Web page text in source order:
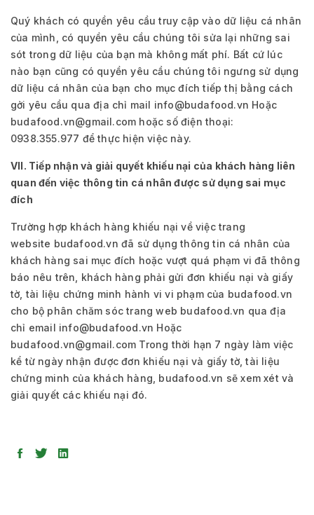
Quý khách có quyền yêu cầu truy cập vào dữ liệu cá nhân
của mình, có quyền yêu cầu chúng tôi sửa lại những sai
sót trong dữ liệu của bạn mà không mất phí. Bất cứ lúc
nào bạn cũng có quyền yêu cầu chúng tôi ngưng sử dụng
dữ liệu cá nhân của bạn cho mục đích tiếp thị bằng cách
gởi yêu cầu qua địa chỉ mail info@budafood.vn Hoặc
budafood.vn@gmail.com hoặc số điện thoại:
0938.355.977 để thực hiện việc này.
VII. Tiếp nhận và giải quyết khiếu nại của khách hàng liên
quan đến việc thông tin cá nhân được sử dụng sai mục
đích
Trường hợp khách hàng khiếu nại về việc trang
website budafood.vn đã sử dụng thông tin cá nhân của
khách hàng sai mục đích hoặc vượt quá phạm vi đã thông
báo nêu trên, khách hàng phải gửi đơn khiếu nại và giấy
tờ, tài liệu chứng minh hành vi vi phạm của budafood.vn
cho bộ phân chăm sóc trang web budafood.vn qua địa
chỉ email info@budafood.vn Hoặc
budafood.vn@gmail.com Trong thời hạn 7 ngày làm việc
kể từ ngày nhận được đơn khiếu nại và giấy tờ, tài liệu
chứng minh của khách hàng, budafood.vn sẽ xem xét và
giải quyết các khiếu nại đó.